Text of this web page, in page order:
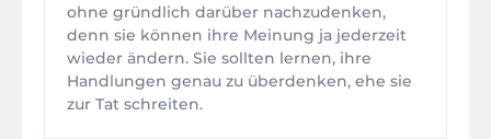
ohne gründlich darüber nachzudenken,
denn sie können ihre Meinung ja jederzeit
wieder ändern. Sie sollten lernen, ihre
Handlungen genau zu überdenken, ehe sie
zur Tat schreiten.